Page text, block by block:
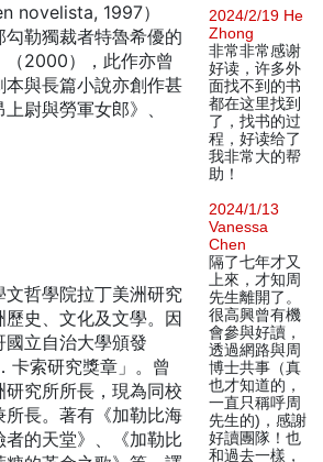
novelista, 1997）
勾勒獨裁者特魯希優的
（2000），此作亦曾
與長篇小說亦創作甚
尉與勞軍女郎》、
哲學院拉丁美洲研究
史、文化及文學。因
立自治大學頒發
卡索研究獎章」。曾
究所所長，現為同校
長。著有《加勒比海
的天堂》、《加勒比
2024/2/19 He
Zhong
非常非常感谢
好读，许多外
面找不到的书
都在这里找到
了，找书的过
程，好读给了
我非常大的帮
助！
2024/1/13
Vanessa
Chen
隔了七年才又
上來，才知周
先生離開了。
很高興曾有機
會參與好讀，
透過網路與周
博士共事（真
也才知道的，
一直只稱呼周
先生的)，感謝
好讀團隊！也
和過去一樣，